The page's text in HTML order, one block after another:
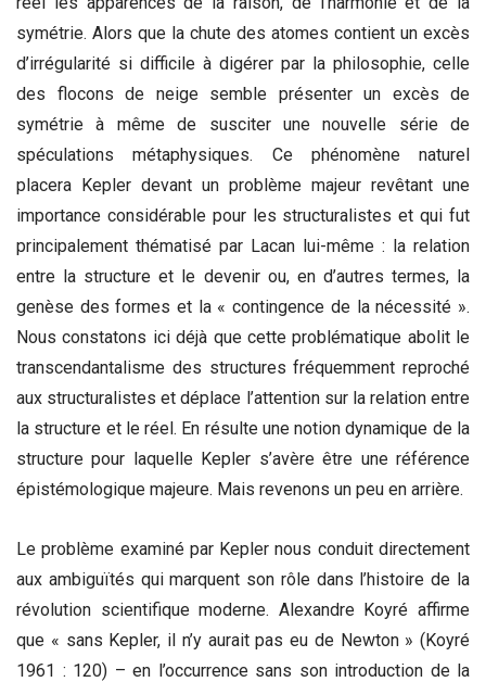
symétrie. Alors que la chute des atomes contient un excès
d’irrégularité si difficile à digérer par la philosophie, celle
des flocons de neige semble présenter un excès de
symétrie à même de susciter une nouvelle série de
spéculations métaphysiques. Ce phénomène naturel
placera Kepler devant un problème majeur revêtant une
importance considérable pour les structuralistes et qui fut
principalement thématisé par Lacan lui-même : la relation
entre la structure et le devenir ou, en d’autres termes, la
genèse des formes et la « contingence de la nécessité ».
Nous constatons ici déjà que cette problématique abolit le
transcendantalisme des structures fréquemment reproché
aux structuralistes et déplace l’attention sur la relation entre
la structure et le réel. En résulte une notion dynamique de la
structure pour laquelle Kepler s’avère être une référence
épistémologique majeure. Mais revenons un peu en arrière.
Le problème examiné par Kepler nous conduit directement
aux ambiguïtés qui marquent son rôle dans l’histoire de la
révolution scientifique moderne. Alexandre Koyré affirme
que « sans Kepler, il n’y aurait pas eu de Newton » (Koyré
1961 : 120) – en l’occurrence sans son introduction de la